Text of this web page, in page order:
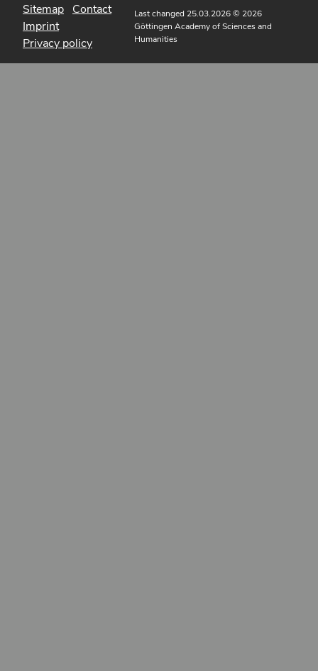
Sitemap Contact
Imprint
Privacy policy
Last changed 25.03.2026© 2026
Göttingen Academy of Sciences and
Humanities